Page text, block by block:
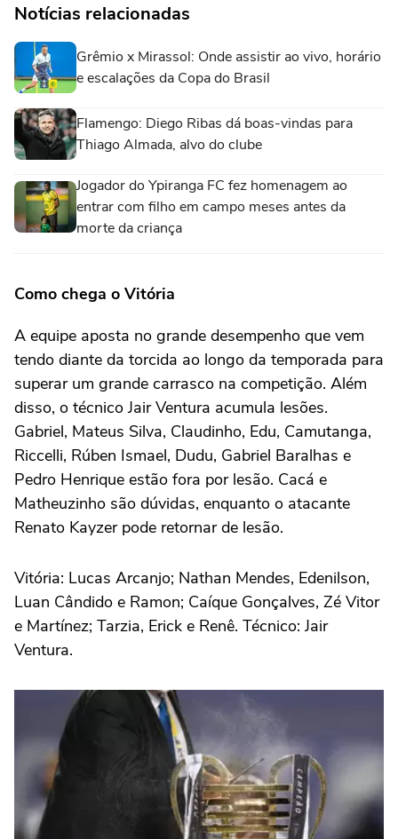
Notícias relacionadas
Grêmio x Mirassol: Onde assistir ao vivo, horário
e escalações da Copa do Brasil
Flamengo: Diego Ribas dá boas-vindas para
Thiago Almada, alvo do clube
Jogador do Ypiranga FC fez homenagem ao
entrar com filho em campo meses antes da
morte da criança
Como chega o Vitória
A equipe aposta no grande desempenho que vem
tendo diante da torcida ao longo da temporada para
superar um grande carrasco na competição. Além
disso, o técnico Jair Ventura acumula lesões.
Gabriel, Mateus Silva, Claudinho, Edu, Camutanga,
Riccelli, Rúben Ismael, Dudu, Gabriel Baralhas e
Pedro Henrique estão fora por lesão. Cacá e
Matheuzinho são dúvidas, enquanto o atacante
Renato Kayzer pode retornar de lesão.
Vitória: Lucas Arcanjo; Nathan Mendes, Edenilson,
Luan Cândido e Ramon; Caíque Gonçalves, Zé Vitor
e Martínez; Tarzia, Erick e Renê. Técnico: Jair
Ventura.